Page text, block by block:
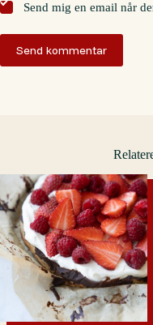
Send mig en email når
Send kommentar